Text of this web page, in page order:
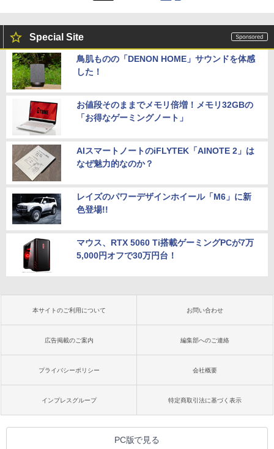
Special Site
鳥肌ものの「DENON HOME」サウンドを体感
した！
お値段そのままでメモリ倍増！メモリ32GBの
「お得なゲーミングノート」
AIスマートノートのiFLYTEK「AINOTE 2」は
なぜ魅力的なのか？
レイズのパワーデザインホイール「M6」に新
色登場!!
マウス、RTX 5060 Ti搭載ゲーミングPCが7万
5,000円オフで30万円台！
本サイトのご利用について お問い合わせ
広告掲載のご案内 編集部へのご連絡
プライバシーポリシー 会社概要
インプレスグループ 特定商取引法に基づく表示
PC版で見る